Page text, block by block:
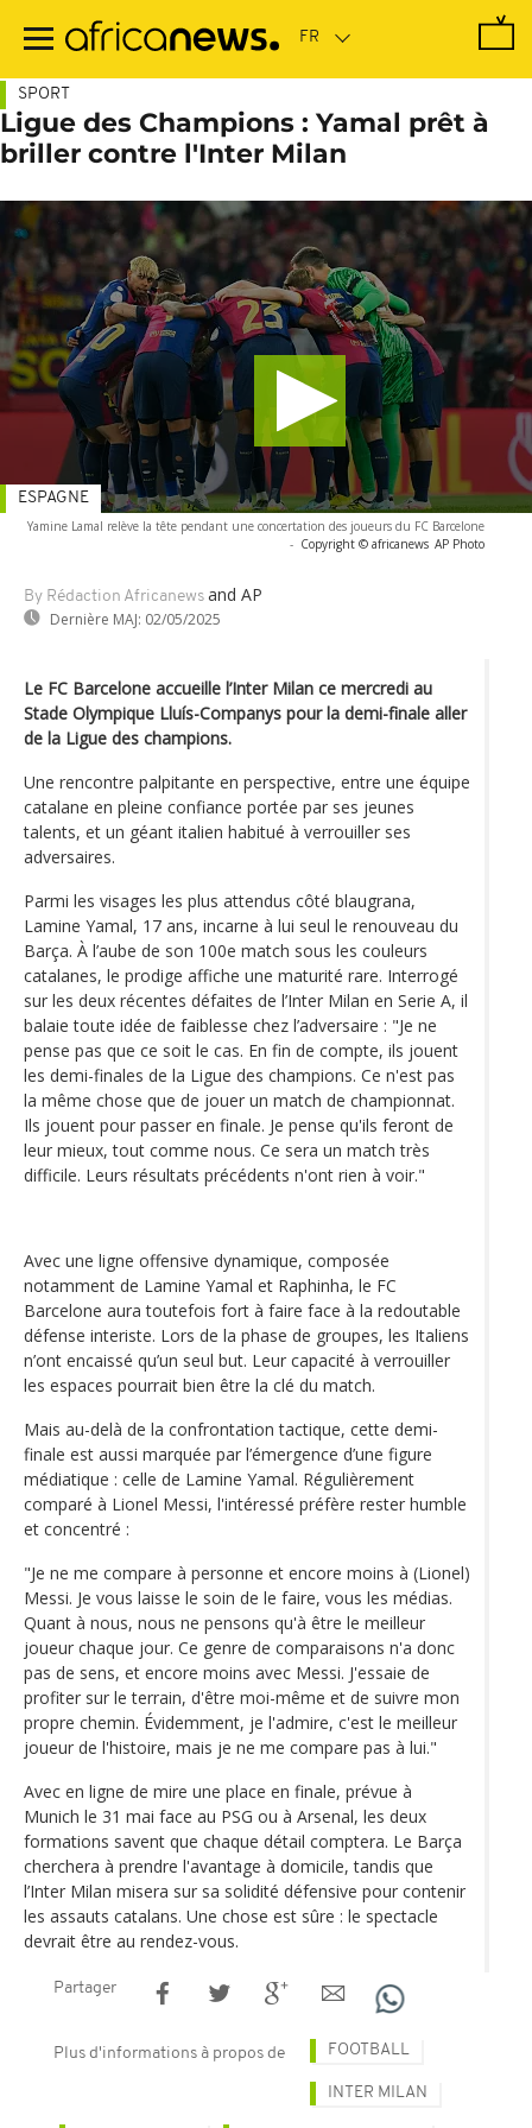
contenu
SPORT
Ligue des Champions : Yamal prêt à
briller contre l'Inter Milan
Yamine Lamal relève la tête pendant une concertation des joueurs du FC Barcelone
- Copyright © africanews AP Photo
By Rédaction Africanews and AP
Dernière MAJ: 02/05/2025
ESPAGNE
Le FC Barcelone accueille l’Inter Milan ce mercredi au
Stade Olympique Lluís-Companys pour la demi-finale aller
de la Ligue des champions.
Une rencontre palpitante en perspective, entre une équipe
catalane en pleine confiance portée par ses jeunes
talents, et un géant italien habitué à verrouiller ses
adversaires.
Parmi les visages les plus attendus côté blaugrana,
Lamine Yamal, 17 ans, incarne à lui seul le renouveau du
Barça. À l’aube de son 100e match sous les couleurs
catalanes, le prodige affiche une maturité rare. Interrogé
sur les deux récentes défaites de l’Inter Milan en Serie A, il
balaie toute idée de faiblesse chez l’adversaire : "Je ne
pense pas que ce soit le cas. En fin de compte, ils jouent
les demi-finales de la Ligue des champions. Ce n'est pas
la même chose que de jouer un match de championnat.
Ils jouent pour passer en finale. Je pense qu'ils feront de
leur mieux, tout comme nous. Ce sera un match très
difficile. Leurs résultats précédents n'ont rien à voir."
Avec une ligne offensive dynamique, composée
notamment de Lamine Yamal et Raphinha, le FC
Barcelone aura toutefois fort à faire face à la redoutable
défense interiste. Lors de la phase de groupes, les Italiens
n’ont encaissé qu’un seul but. Leur capacité à verrouiller
les espaces pourrait bien être la clé du match.
Mais au-delà de la confrontation tactique, cette demi-
finale est aussi marquée par l’émergence d’une figure
médiatique : celle de Lamine Yamal. Régulièrement
comparé à Lionel Messi, l'intéressé préfère rester humble
et concentré :
"Je ne me compare à personne et encore moins à (Lionel)
Messi. Je vous laisse le soin de le faire, vous les médias.
Quant à nous, nous ne pensons qu'à être le meilleur
joueur chaque jour. Ce genre de comparaisons n'a donc
pas de sens, et encore moins avec Messi. J'essaie de
profiter sur le terrain, d'être moi-même et de suivre mon
propre chemin. Évidemment, je l'admire, c'est le meilleur
joueur de l'histoire, mais je ne me compare pas à lui."
Avec en ligne de mire une place en finale, prévue à
Munich le 31 mai face au PSG ou à Arsenal, les deux
formations savent que chaque détail comptera. Le Barça
cherchera à prendre l'avantage à domicile, tandis que
l’Inter Milan misera sur sa solidité défensive pour contenir
les assauts catalans. Une chose est sûre : le spectacle
devrait être au rendez-vous.
Partager
Plus d'informations à propos de FOOTBALL
INTER MILAN